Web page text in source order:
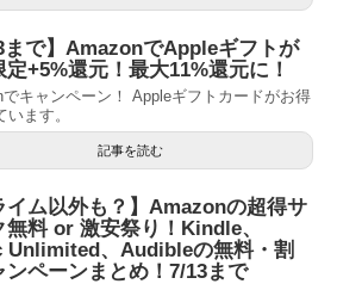
まで】AmazonでAppleギフトが
定+5%還元！最大11%還元に！
キャンペーン！ Appleギフトカードがお得
います。
記事を読む
イム以外も？】Amazonの超得サ
無料 or 激安祭り！Kindle、
Unlimited、Audibleの無料・割
ンペーンまとめ！7/13まで